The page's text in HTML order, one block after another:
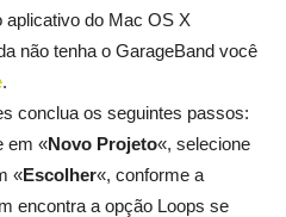
aplicativo do Mac OS X
não tenha o GarageBand você
.
conclua os seguintes passos:
em «Novo Projeto«, selecione
«Escolher«, conforme a
encontra a opção Loops se